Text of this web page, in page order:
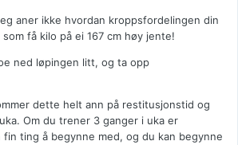
aner ikke hvordan kroppsfordelingen din
få kilo på ei 167 cm høy jente!
ned løpingen litt, og ta opp
dette helt ann på restitusjonstid og
Om du trener 3 ganger i uka er
fin ting å begynne med, og du kan begynne